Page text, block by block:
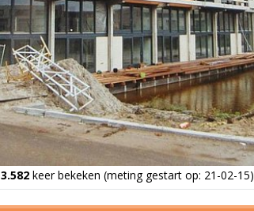
3.582keer bekeken (meting gestart op: 21-02-15)